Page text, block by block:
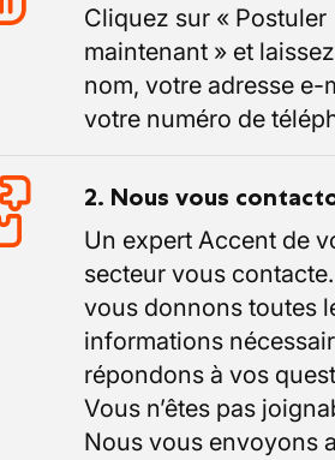
Cliquez sur « Postuler
maintenant » et
nom, votre adresse e-
votre numéro de
2. Nous vous
Un expert Accent de
secteur vous
vous donnons toutes
informations
répondons à vos
Vous n’êtes pas
Nous vous envoyons